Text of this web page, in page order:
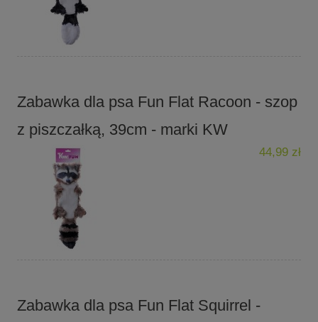
Zabawka dla psa Fun Flat Racoon - szop
z piszczałką, 39cm - marki KW
44,99 zł
Zabawka dla psa Fun Flat Squirrel -